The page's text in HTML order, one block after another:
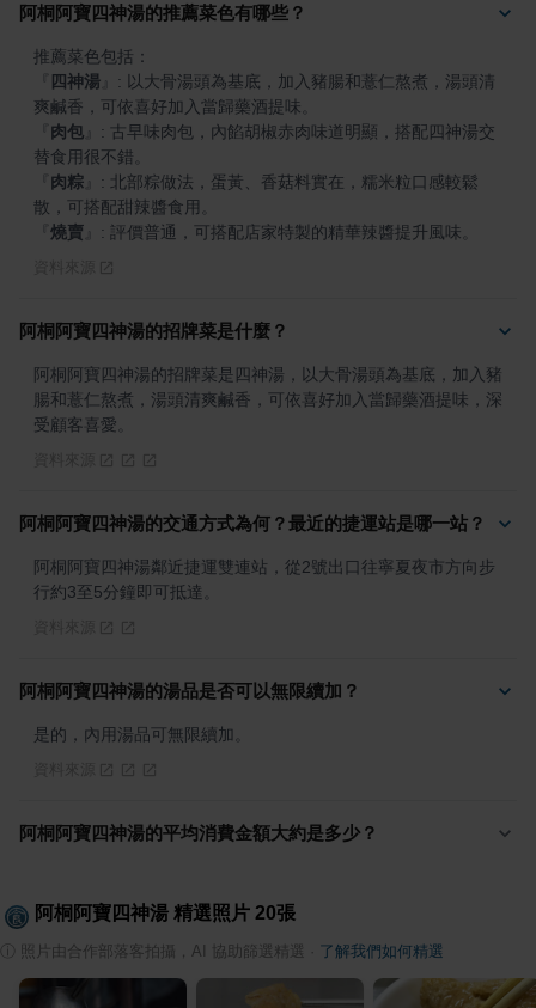
阿桐阿寶四神湯的推薦菜色有哪些？
四神湯
: 以大骨湯頭為基底，加入豬腸和薏仁熬煮，湯頭清
肉包
: 古早味肉包，內餡胡椒赤肉味道明顯，搭配四神湯交
肉粽
: 北部粽做法，蛋黃、香菇料實在，糯米粒口感較鬆
燒賣 : 評價普通，可搭配店家特製的精華辣醬提升風味。
阿桐阿寶四神湯的招牌菜是什麼？
阿桐阿寶四神湯的招牌菜是四神湯，以大骨湯頭為基底，加入豬
腸和薏仁熬煮，湯頭清爽鹹香，可依喜好加入當歸藥酒提味，深
受顧客喜愛。
阿桐阿寶四神湯的交通方式為何？最近的捷運站是哪一站？
阿桐阿寶四神湯鄰近捷運雙連站，從2號出口往寧夏夜市方向步
行約3至5分鐘即可抵達。
阿桐阿寶四神湯的湯品是否可以無限續加？
是的，內用湯品可無限續加。
阿桐阿寶四神湯的平均消費金額大約是多少？
阿桐阿寶四神湯 精選照片 20張
照片由合作部落客拍攝，AI 協助篩選精選 了解我們如何精選